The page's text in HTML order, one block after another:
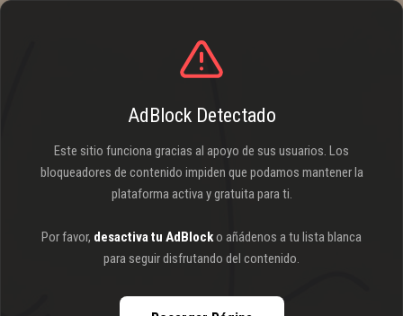
AdBlock Detectado
Este sitio funciona gracias al apoyo de sus usuarios. Los
bloqueadores de contenido impiden que podamos mantener la
plataforma activa y gratuita para ti.
Por favor, desactiva tu AdBlocko añádenos a tu lista blanca
para seguir disfrutando del contenido.